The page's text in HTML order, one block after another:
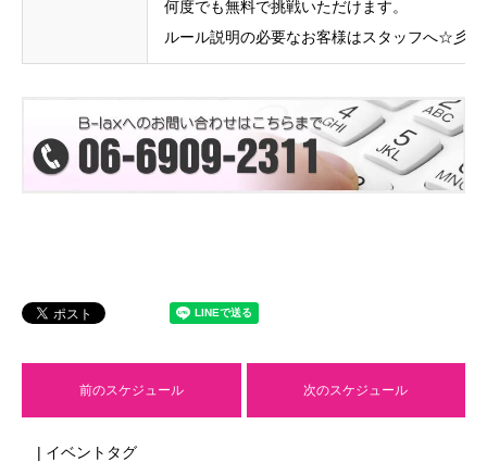
何度でも無料で挑戦いただけます。
ルール説明の必要なお客様はスタッフへ☆彡
前のスケジュール 次のスケジュール
| イベントタグ